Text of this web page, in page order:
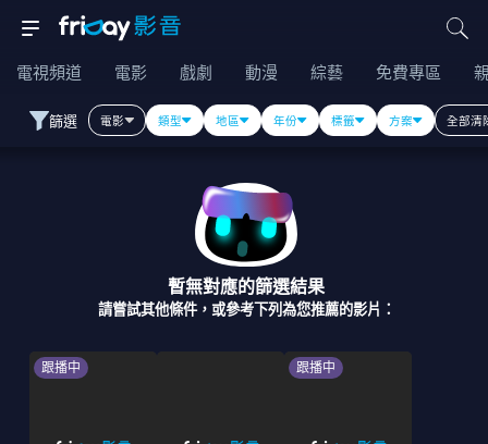
電視頻道 電影 戲劇 動漫 綜藝 免費專區
篩選 電影 類型 地區 年份 標籤 方案 全部清
暫無對應的篩選結果
請嘗試其他條件，或參考下列為您推薦的影片：
跟播中 跟播中